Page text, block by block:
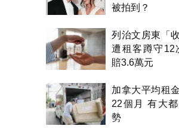
被拍到？
列治文房東「
遭租客蹲守12
賠3.6萬元
加拿大平均租
22個月 有大
勢